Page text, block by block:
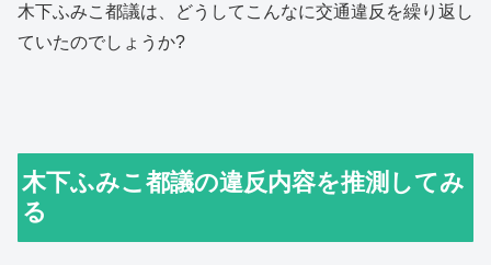
木下ふみこ都議は、どうしてこんなに交通違反を繰り返し
ていたのでしょうか?
木下ふみこ都議の違反内容を推測してみ
る